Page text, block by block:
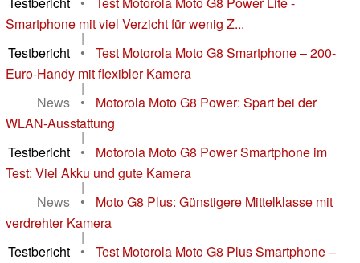
Smartphone mit viel Verzicht für wenig Z...
|
Testbericht
•
Test Motorola Moto G8 Smartphone – 200-
Euro-Handy mit flexibler Kamera
|
News
•
Motorola Moto G8 Power: Spart bei der
WLAN-Ausstattung
|
Testbericht
•
Motorola Moto G8 Power Smartphone im
Test: Viel Akku und gute Kamera
|
News
•
Moto G8 Plus: Günstigere Mittelklasse mit
verdrehter Kamera
|
Testbericht
•
Test Motorola Moto G8 Plus Smartphone –